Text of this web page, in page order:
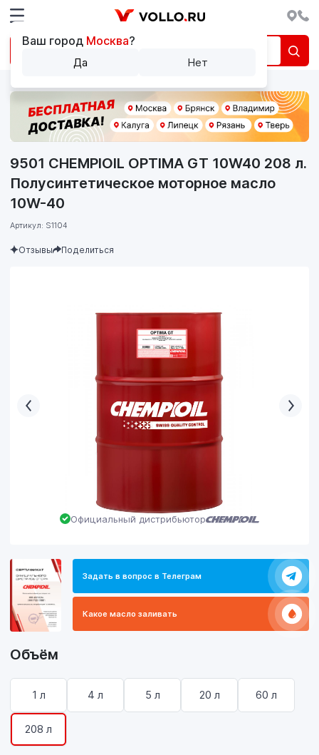
Официальный дистрибьютор
Задать в вопрос в Телеграм
Какое масло заливать
9501 CHEMPIOIL OPTIMA GT 10W40 208 л.
Полусинтетическое моторное масло
10W-40
Артикул: S1104
Отзывы Поделиться
Объём
1 л 4 л 5 л 20 л 60 л
208 л
Ваш город Москва?
Да Нет